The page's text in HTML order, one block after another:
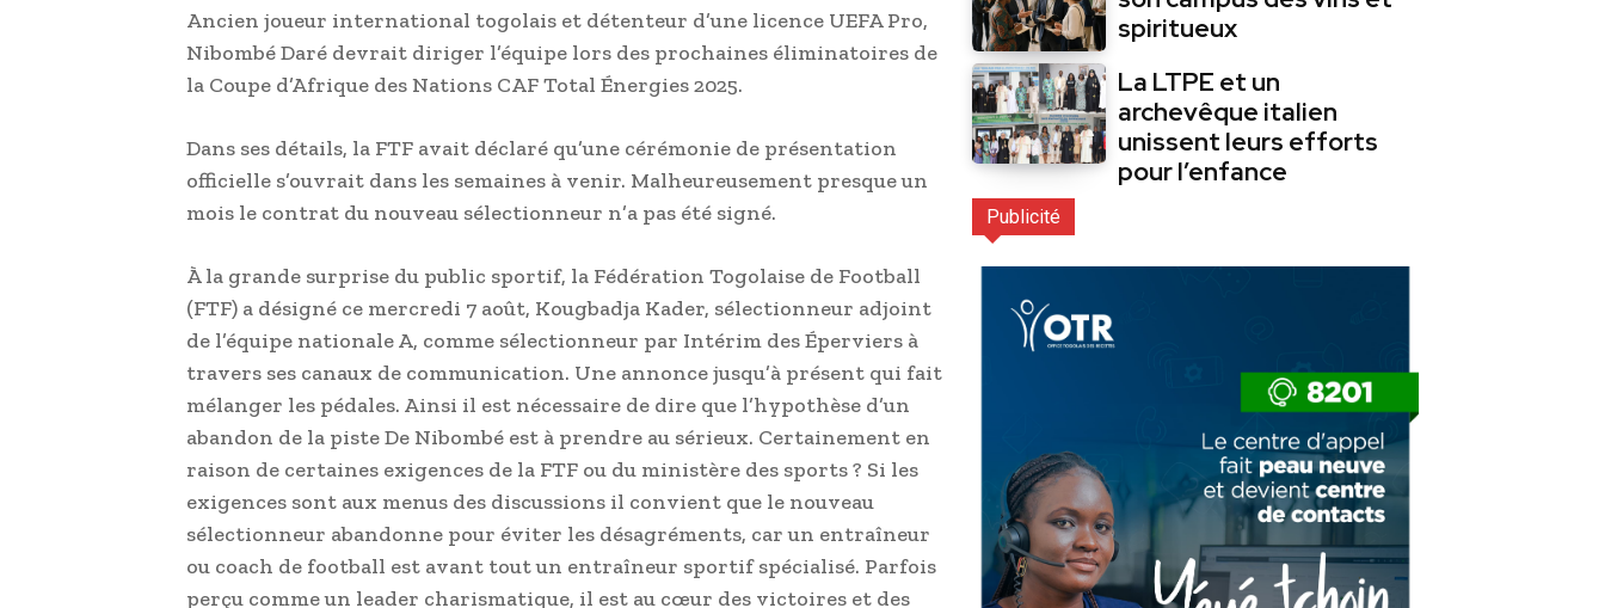
Ancien joueur international togolais et détenteur d’une licence UEFA Pro,
Nibombé Daré devrait diriger l’équipe lors des prochaines éliminatoires de
la Coupe d’Afrique des Nations CAF Total Énergies 2025.
Dans ses détails, la FTF avait déclaré qu’une cérémonie de présentation
officielle s’ouvrait dans les semaines à venir. Malheureusement presque un
mois le contrat du nouveau sélectionneur n’a pas été signé.
À la grande surprise du public sportif, la Fédération Togolaise de Football
(FTF) a désigné ce mercredi 7 août, Kougbadja Kader, sélectionneur adjoint
de l’équipe nationale A, comme sélectionneur par Intérim des Éperviers à
travers ses canaux de communication. Une annonce jusqu’à présent qui fait
mélanger les pédales. Ainsi il est nécessaire de dire que l’hypothèse d’un
abandon de la piste De Nibombé est à prendre au sérieux. Certainement en
raison de certaines exigences de la FTF ou du ministère des sports ? Si les
exigences sont aux menus des discussions il convient que le nouveau
sélectionneur abandonne pour éviter les désagréments, car un entraîneur
ou coach de football est avant tout un entraîneur sportif spécialisé. Parfois
perçu comme un leader charismatique, il est au cœur des victoires et des
spiritueux
La LTPE et un
archevêque italien
unissent leurs efforts
pour l’enfance
Publicité